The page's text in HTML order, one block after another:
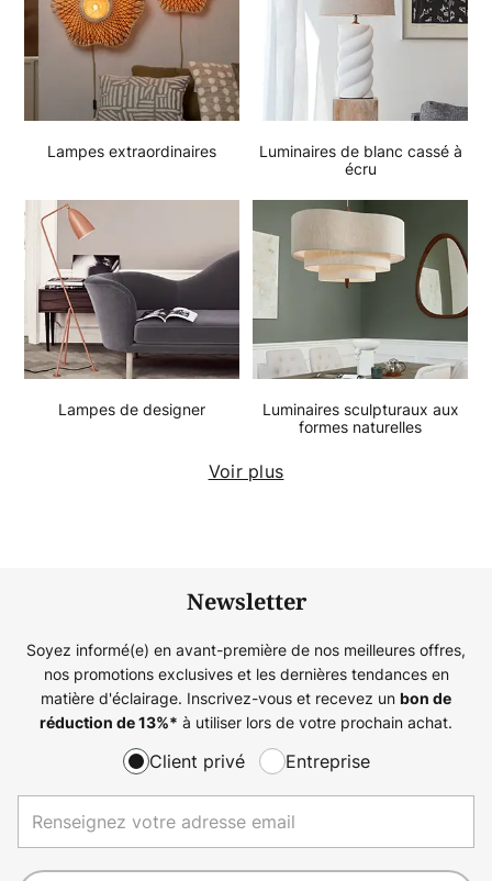
Lampes extraordinaires
Luminaires de blanc cassé à
écru
Lampes de designer
Luminaires sculpturaux aux
formes naturelles
Voir plus
Newsletter
Soyez informé(e) en avant-première de nos meilleures offres,
nos promotions exclusives et les dernières tendances en
matière d'éclairage. Inscrivez-vous et recevez un bon de
réduction de13%* à utiliser lors de votre prochain achat.
Client privé Entreprise